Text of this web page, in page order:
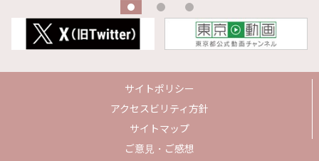
サイトポリシー
アクセスビリティ方針
サイトマップ
ご意見・ご感想